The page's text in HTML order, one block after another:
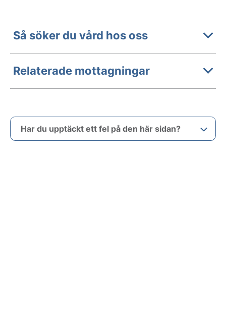
Så söker du vård hos oss
Relaterade mottagningar
Har du upptäckt ett fel på den här sidan?